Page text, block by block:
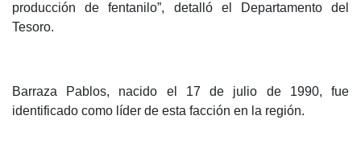
producción de fentanilo”, detalló el Departamento del
Tesoro.
Barraza Pablos, nacido el 17 de julio de 1990, fue
identificado como líder de esta facción en la región.